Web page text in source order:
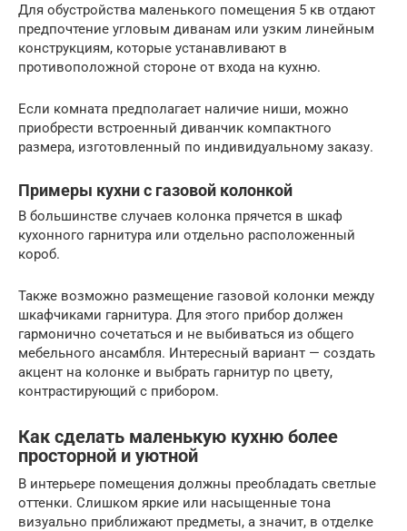
Для обустройства маленького помещения 5 кв отдают
предпочтение угловым диванам или узким линейным
конструкциям, которые устанавливают в
противоположной стороне от входа на кухню.
Если комната предполагает наличие ниши, можно
приобрести встроенный диванчик компактного
размера, изготовленный по индивидуальному заказу.
Примеры кухни с газовой колонкой
В большинстве случаев колонка прячется в шкаф
кухонного гарнитура или отдельно расположенный
короб.
Также возможно размещение газовой колонки между
шкафчиками гарнитура. Для этого прибор должен
гармонично сочетаться и не выбиваться из общего
мебельного ансамбля. Интересный вариант — создать
акцент на колонке и выбрать гарнитур по цвету,
контрастирующий с прибором.
Как сделать маленькую кухню более
просторной и уютной
В интерьере помещения должны преобладать светлые
оттенки. Слишком яркие или насыщенные тона
визуально приближают предметы, а значит, в отделке